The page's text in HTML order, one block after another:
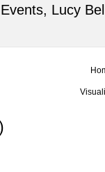
, Lucy